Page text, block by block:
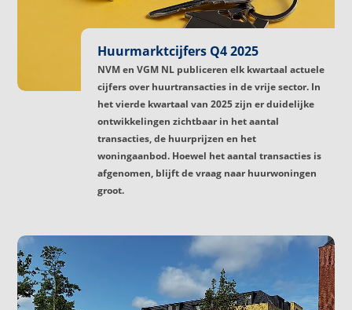
Huurmarktcijfers Q4 2025
NVM en VGM NL publiceren elk kwartaal actuele
cijfers over huurtransacties in de vrije sector. In
het vierde kwartaal van 2025 zijn er duidelijke
ontwikkelingen zichtbaar in het aantal
transacties, de huurprijzen en het
woningaanbod. Hoewel het aantal transacties is
afgenomen, blijft de vraag naar huurwoningen
groot.